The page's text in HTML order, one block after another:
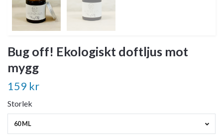
Bug off! Ekologiskt doftljus mot
mygg
159 kr
Storlek
60 ML